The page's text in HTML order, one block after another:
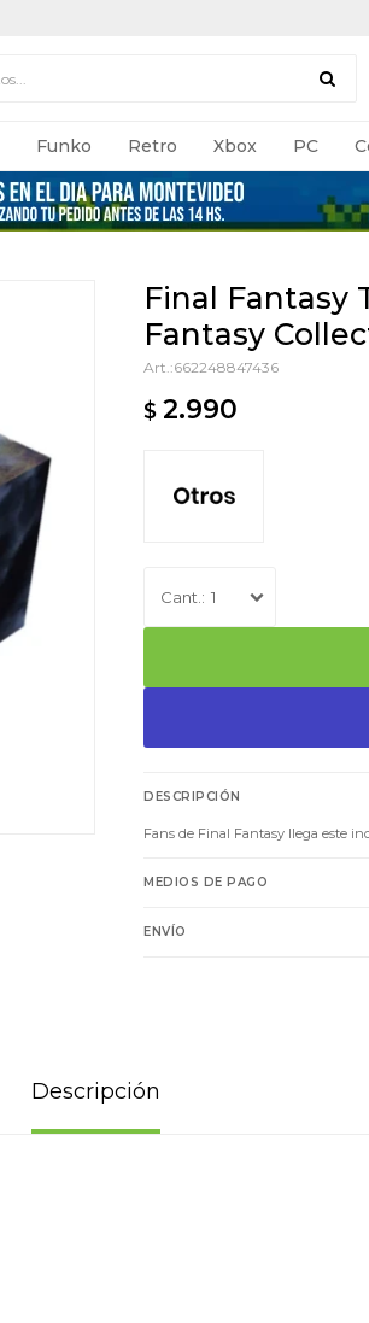
Funko Retro Xbox PC
Final Fantasy
Fantasy
662248847436
$ 2.990
1
DESCRIPCIÓN
Fans de Final Fantasy llega este
MEDIOS DE PAGO
ENVÍO
Descripción